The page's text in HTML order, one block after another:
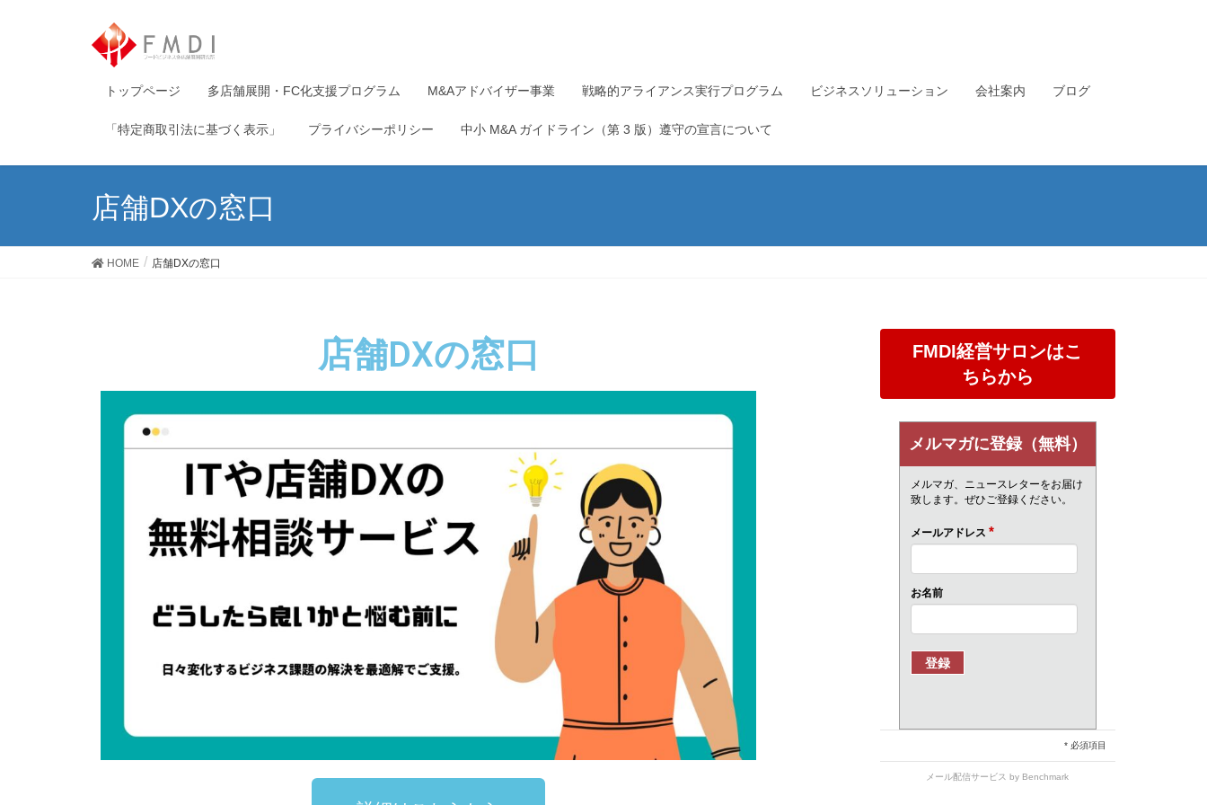
トップページ 多店舗展開・FC化支援プログラム M&Aアドバイザー事業 戦略的アライアンス実行プログラム ビジネスソリューション 会社案内 ブログ
「特定商取引法に基づく表示」 プライバシーポリシー 中小 M&A ガイドライン（第 3 版）遵守の宣言について
店舗DXの窓口
HOME 店舗DXの窓口
店舗DXの窓口
FMDI経営サロンはこ
ちらから
メルマガに登録（無料）
メルマガ、ニュースレターをお届け
致します。ぜひご登録ください。
メールアドレス *
お名前
* 必須項目
メール配信サービス by Benchmark